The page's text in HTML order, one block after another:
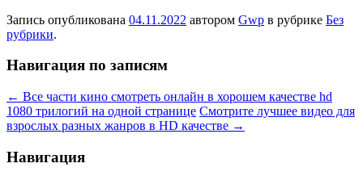
Запись опубликована 04.11.2022 автором Gwp в рубрике Без
рубрики.
Навигация по записям
← Все части кино смотреть онлайн в хорошем качестве hd
1080 трилогий на одной странице Смотрите лучшее видео для
взрослых разных жанров в HD качестве →
Навигация